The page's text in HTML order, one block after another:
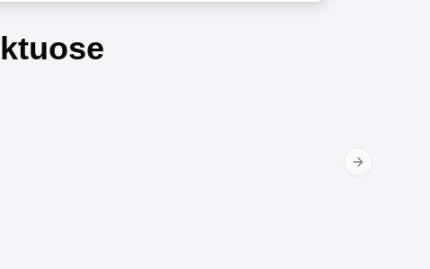
Next slide